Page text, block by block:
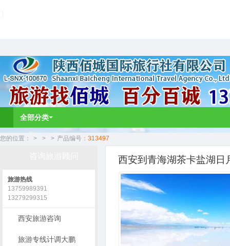
全部分类
您的位置： > > > 产品编号： 313497
西安到青海湖茶卡盐湖日
旅游热线
13759989391
13279299315
西安旅游咨询
旅游专线计调大鹏